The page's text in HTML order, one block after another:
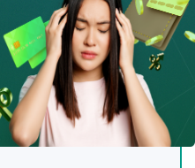
302 теңгені құрады.
МҚҰ қарыз алушының
басқа
Кредиторлар БЖК-
ай сайынғы төлемнің
анықтайды. Қарыз
болуы
беру туралы оң шешім